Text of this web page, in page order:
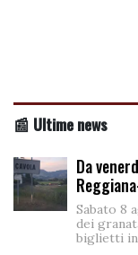
📰 Ultime news
Da
Sabato 8
dei
biglietti in